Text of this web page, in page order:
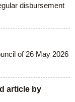
disbursement
of 26 May 2026
article by